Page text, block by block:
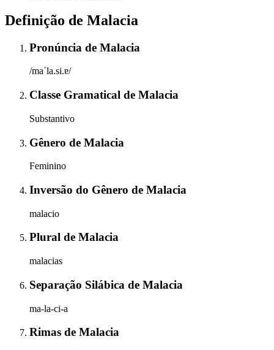
Definição de Malacia
Pronúncia de Malacia
/maˈla.si.ɐ/
Classe Gramatical de Malacia
Substantivo
Gênero de Malacia
Feminino
Inversão do Gênero de Malacia
malacio
Plural de Malacia
malacias
Separação Silábica de Malacia
ma-la-ci-a
Rimas de Malacia